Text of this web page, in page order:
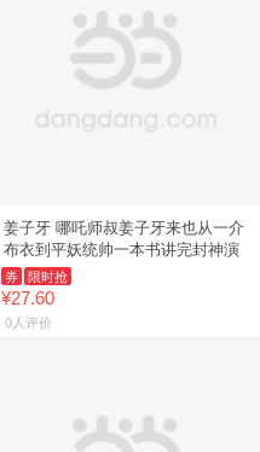
姜子牙 哪吒师叔姜子牙来也从一介
布衣到平妖统帅一本书讲完封神演
券 限时抢
¥27.60
0人评价